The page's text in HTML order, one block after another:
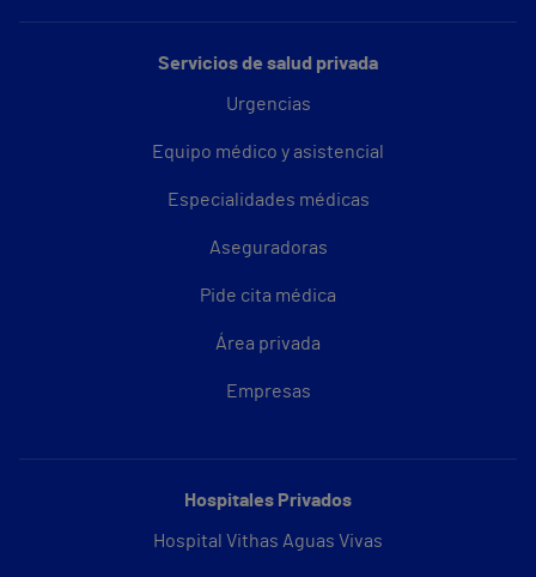
Servicios de salud privada
Urgencias
Equipo médico y asistencial
Especialidades médicas
Aseguradoras
Pide cita médica
Área privada
Empresas
Hospitales Privados
Hospital Vithas Aguas Vivas